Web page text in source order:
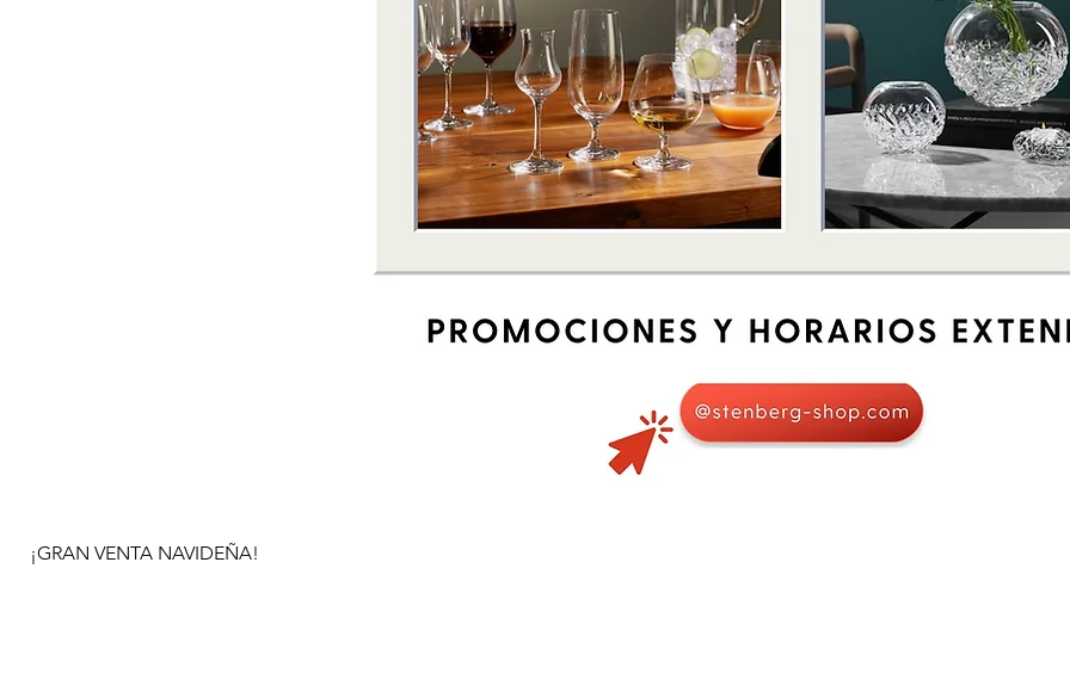
¡GRAN VENTA NAVIDEÑA!